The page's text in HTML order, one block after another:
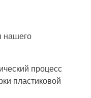
нашего
процесс
пластиковой